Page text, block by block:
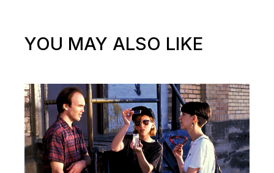
YOU MAY ALSO LIKE